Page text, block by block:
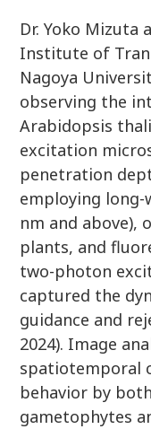
Dr. Yoko Mizuta
Institute of
Nagoya
observing the
Arabidopsis
excitation
penetration
employing long-
nm and above),
plants, and
two-photon
captured the
guidance and
2024). Image
spatiotemporal
behavior by
gametophytes